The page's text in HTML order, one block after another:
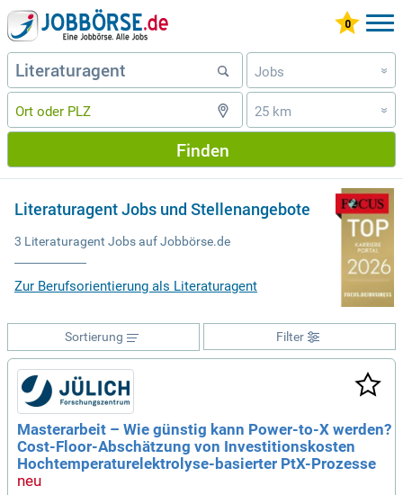
Jobs »
25 km »
Finden
Literaturagent Jobs und Stellenangebote
3 Literaturagent Jobs auf Jobbörse.de
Zur Berufsorientierung als Literaturagent
Filter
Sortierung
Masterarbeit – Wie günstig kann Power-to-X werden?
Cost-Floor-Abschätzung von Investitionskosten
Hochtemperaturelektrolyse-basierter PtX-Prozesse